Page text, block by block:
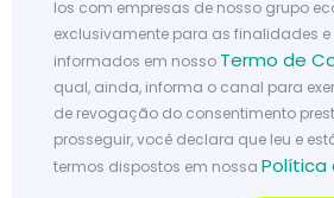
los com empresas de nosso grupo
exclusivamente para as finalidades e
informados em nosso Termo de
qual, ainda, informa o canal para
de revogação do consentimento
prosseguir, você declara que leu e
termos dispostos em nossa Política